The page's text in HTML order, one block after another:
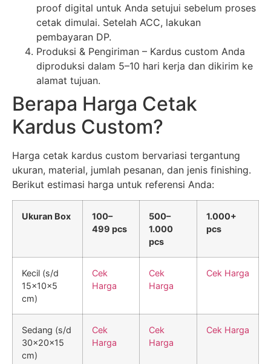
proof digital untuk Anda setujui sebelum proses
cetak dimulai. Setelah ACC, lakukan
pembayaran DP.
Produksi & Pengiriman – Kardus custom Anda
diproduksi dalam 5–10 hari kerja dan dikirim ke
alamat tujuan.
Berapa Harga Cetak
Kardus Custom?
Harga cetak kardus custom bervariasi tergantung
ukuran, material, jumlah pesanan, dan jenis finishing.
Berikut estimasi harga untuk referensi Anda:
Ukuran Box
100–
499 pcs
500–
1.000
pcs
1.000+
pcs
Kecil (s/d
15x10x5
cm)
Cek
Harga
Cek
Harga
Cek Harga
Sedang (s/d
30x20x15
cm)
Cek
Harga
Cek
Harga
Cek Harga